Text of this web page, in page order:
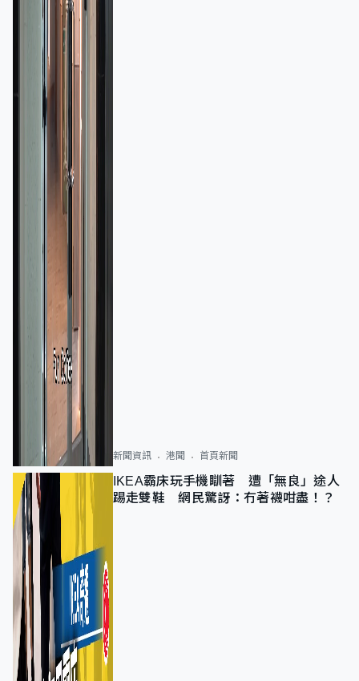
新聞資訊 港聞 首頁新聞
IKEA霸床玩手機瞓著 遭「無良」途人
踢走雙鞋 網民驚訝：冇著襪咁盡！？